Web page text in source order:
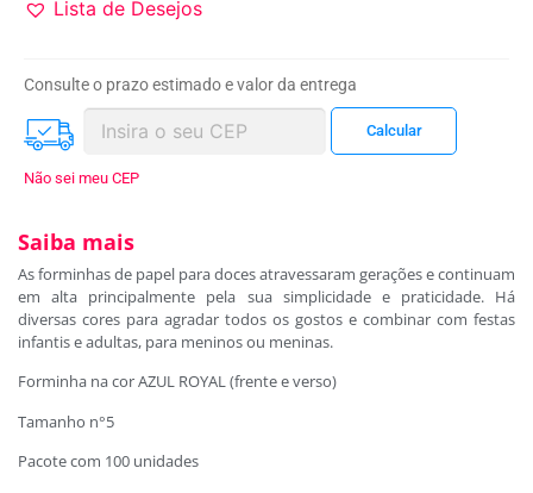
Lista de Desejos
Consulte o prazo estimado e valor da entrega
Não sei meu CEP
Saiba mais
As forminhas de papel para doces atravessaram gerações e continuam
em alta principalmente pela sua simplicidade e praticidade. Há
diversas cores para agradar todos os gostos e combinar com festas
infantis e adultas, para meninos ou meninas.
Forminha na cor AZUL ROYAL (frente e verso)
Tamanho n°5
Pacote com 100 unidades